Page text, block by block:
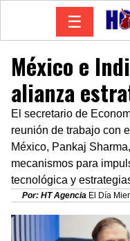
☰
México e
alianza
El secretario de
reunión de trabajo con
México, Pankaj
mecanismos para
tecnológica y
Por: HT Agencia El Día